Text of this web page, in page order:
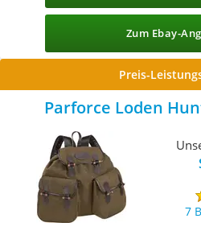
Zum Ebay-
Preis-
Parforce Loden
7